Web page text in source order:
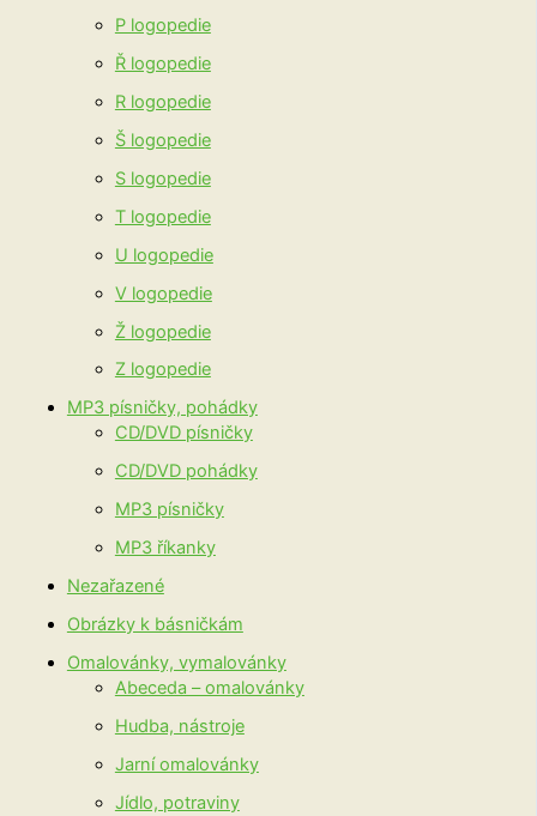
P logopedie
Ř logopedie
R logopedie
Š logopedie
S logopedie
T logopedie
U logopedie
V logopedie
Ž logopedie
Z logopedie
MP3 písničky, pohádky
CD/DVD písničky
CD/DVD pohádky
MP3 písničky
MP3 říkanky
Nezařazené
Obrázky k básničkám
Omalovánky, vymalovánky
Abeceda – omalovánky
Hudba, nástroje
Jarní omalovánky
Jídlo, potraviny